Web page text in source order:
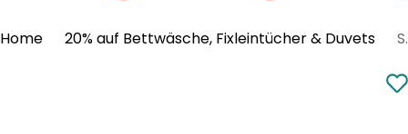
Home 20% auf Bettwäsche, Fixleintücher & Duvets